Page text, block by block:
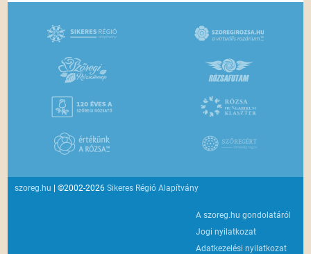
szoreg.hu | ©2002-2026Sikeres Régió Alapítvány
A szoreg.hu gondolatáról
Jogi nyilatkozat
Adatkezelési nyilatkozat